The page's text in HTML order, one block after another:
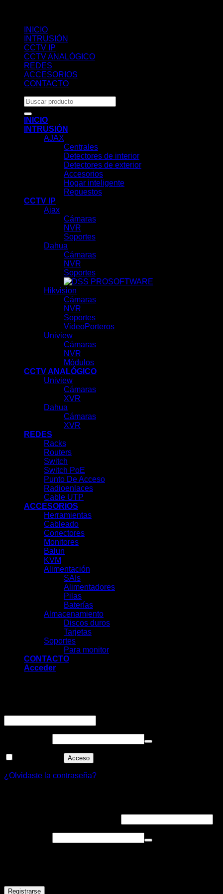
INICIO
INTRUSIÓN
CCTV IP
CCTV ANALÓGICO
REDES
ACCESORIOS
CONTACTO
Buscar
por:
INICIO
INTRUSIÓN
AJAX
Centrales
Detectores de interior
Detectores de exterior
Accesorios
Hogar inteligente
Repuestos
CCTV IP
Ajax
Cámaras
NVR
Soportes
Dahua
Cámaras
NVR
Soportes
SOFTWARE
Hikvision
Cámaras
NVR
Soportes
VideoPorteros
Uniview
Cámaras
NVR
Módulos
CCTV ANALÓGICO
Uniview
Cámaras
XVR
Dahua
Cámaras
XVR
REDES
Racks
Routers
Switch
Switch PoE
Punto De Acceso
Radioenlaces
Cable UTP
ACCESORIOS
Herramientas
Cableado
Conectores
Monitores
Balun
KVM
Alimentación
SAIs
Alimentadores
Pilas
Baterías
Almacenamiento
Discos duros
Tarjetas
Soportes
Para monitor
CONTACTO
Acceder
Acceso
¿Olvidaste la contraseña?
Registrarse